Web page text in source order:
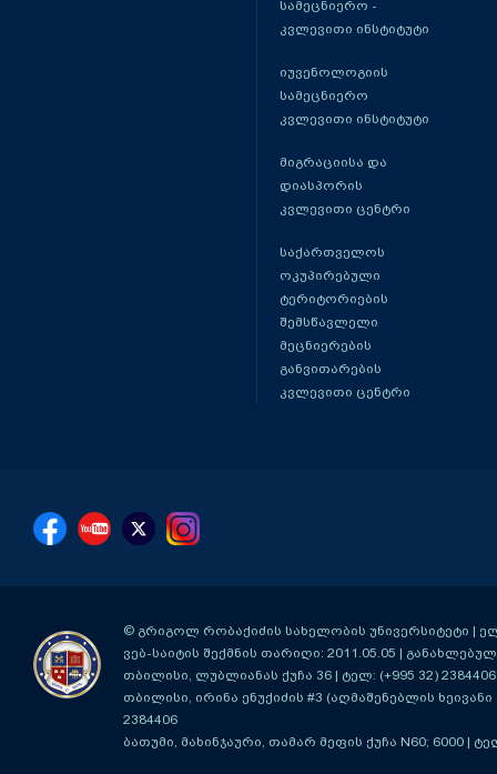
სამეცნიერო -
კვლევითი ინსტიტუტი
იუვენოლოგიის
სამეცნიერო
კვლევითი ინსტიტუტი
მიგრაციისა და
დიასპორის
კვლევითი ცენტრი
საქართველოს
ოკუპირებული
ტერიტორიების
შემსწავლელი
მეცნიერების
განვითარების
კვლევითი ცენტრი
© გრიგოლ რობაქიძის სახელობის უნივერსიტეტი |
ვებ-საიტის შექმნის თარიღი: 2011.05.05 |
თბილისი, ლუბლიანას ქუჩა 36 | ტელ: (+995 32)
თბილისი, ირინა ენუქიძის #3 (აღმაშენებლის ხეივანი
2384406
ბათუმი, მახინჯაური, თამარ მეფის ქუჩა N60; 6000 |